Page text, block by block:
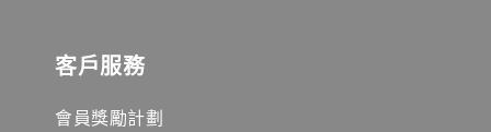
客戶服務
會員獎勵計劃